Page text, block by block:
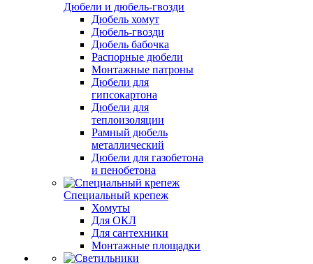
Дюбели и дюбель-гвозди
Дюбель хомут
Дюбель-гвозди
Дюбель бабочка
Распорные дюбели
Монтажные патроны
Дюбели для
гипсокартона
Дюбели для
теплоизоляции
Рамный дюбель
металлический
Дюбели для газобетона
и пенобетона
Специальный крепеж
Хомуты
Для ОКЛ
Для сантехники
Монтажные площадки